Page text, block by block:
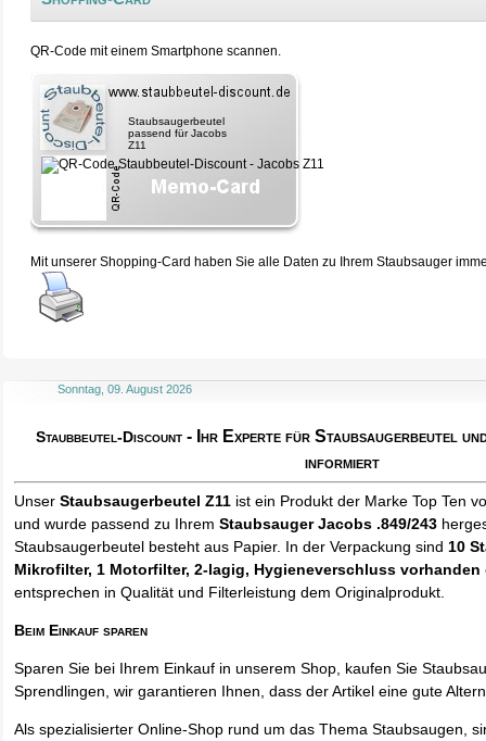
QR-Code mit einem Smartphone scannen.
Staubsaugerbeutel
passend für Jacobs
Z11
Mit unserer Shopping-Card haben Sie alle Daten zu Ihrem Staubsauger
Sonntag, 09. August 2026
Staubbeutel-Discount - Ihr Experte für Staubsaugerbeutel
informiert
UnserStaubsaugerbeutel Z11 ist ein Produkt der Marke Top Ten
und wurde passend zu IhremStaubsauger Jacobs .849/243
Staubsaugerbeutel besteht aus Papier. In der Verpackung sind 10
Mikrofilter, 1 Motorfilter, 2-lagig, Hygieneverschluss vorhanden
entsprechen in Qualität und Filterleistung dem Originalprodukt.
Beim Einkauf sparen
Sparen Sie bei Ihrem Einkauf in unserem Shop, kaufen Sie
Sprendlingen, wir garantieren Ihnen, dass der Artikel eine gute
Als spezialisierter Online-Shop rund um das Thema Staubsaugen,